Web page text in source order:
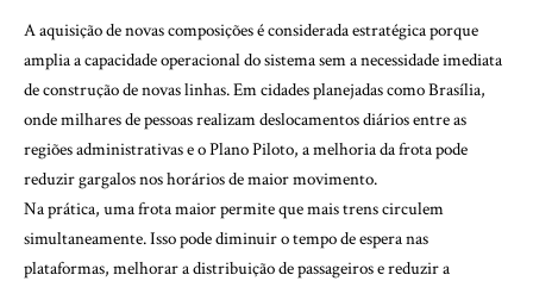
A aquisição de novas composições é considerada estratégica porque
amplia a capacidade operacional do sistema sem a necessidade imediata
de construção de novas linhas. Em cidades planejadas como Brasília,
onde milhares de pessoas realizam deslocamentos diários entre as
regiões administrativas e o Plano Piloto, a melhoria da frota pode
reduzir gargalos nos horários de maior movimento.
Na prática, uma frota maior permite que mais trens circulem
simultaneamente. Isso pode diminuir o tempo de espera nas
plataformas, melhorar a distribuição de passageiros e reduzir a